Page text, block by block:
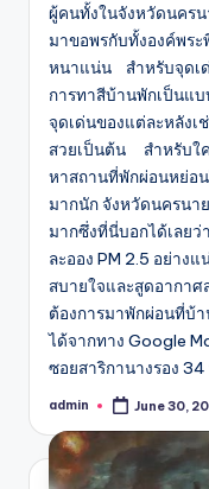
ผู้คนทั้งในจังหวัดนคร
มาขอพรกับทั้งองค์พร
หนาแน่น สำหรับจุดเ
การทาสีบ้านพักเป็นแ
จุดเด่นของแต่ละหลัง
สวยเป็นต้น สำหรับใค
หาสถานที่พักผ่อนหย่อน
มากนัก จังหวัดนครนา
มากซึ่งที่นี่บอกได้เลยว่
ละออง PM 2.5 อย่าง
สบายใจและสูดอากา
ต้องการมาพักผ่อนที่บ้
ได้จากทาง Google
ซอยสาริกานางรอง 34
Posted
admin June 30,